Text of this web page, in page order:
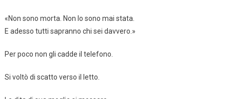
«Non sono morta. Non lo sono mai stata.
E adesso tutti sapranno chi sei davvero.»
Per poco non gli cadde il telefono.
Si voltò di scatto verso il letto.